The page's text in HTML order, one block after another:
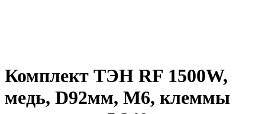
Комплект ТЭН RF 1500W,
медь, D92мм, М6, клеммы